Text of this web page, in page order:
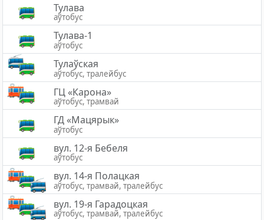
Тулава
аўтобус
Тулава-1
аўтобус
Тулаўская
аўтобус, тралейбус
ГЦ «Карона»
аўтобус, трамвай
ГД «Мацярык»
аўтобус
вул. 12-я Бебеля
аўтобус
вул. 14-я Полацкая
аўтобус, трамвай, тралейбус
вул. 19-я Гарадоцкая
аўтобус, трамвай, тралейбус